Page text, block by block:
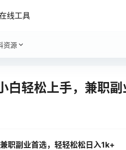
线工具
资源
白轻松上手，兼职
职副业首选，轻轻松松日入1k+